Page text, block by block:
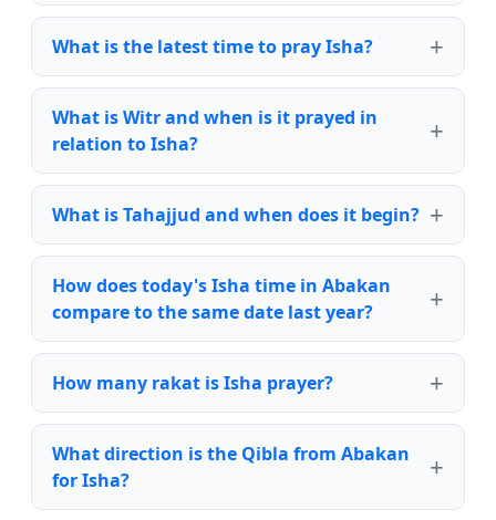
What is the latest time to pray Isha?
What is Witr and when is it prayed in
relation to Isha?
What is Tahajjud and when does it begin?
How does today's Isha time in Abakan
compare to the same date last year?
How many rakat is Isha prayer?
What direction is the Qibla from Abakan
for Isha?